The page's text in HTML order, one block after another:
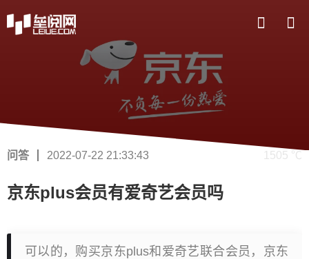
问答 2022-07-22 21:33:43 1505 ℃
京东plus会员有爱奇艺会员吗
可以的，购买京东plus和爱奇艺联合会员，京东